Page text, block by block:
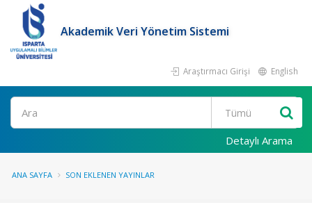
Akademik Veri Yönetim Sistemi
Araştırmacı Girişi English
Ara
Detaylı Arama
ANA SAYFA SON EKLENEN YAYINLAR